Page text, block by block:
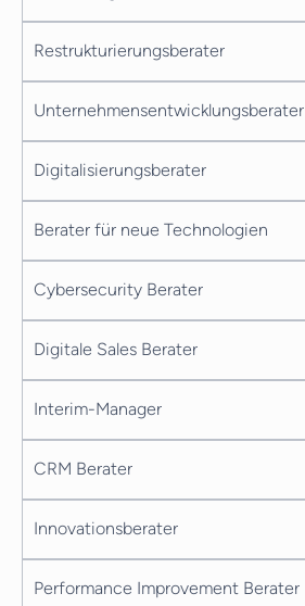
Restrukturierungsberater
Unternehmensentwicklungsberater
Digitalisierungsberater
Berater für neue Technologien
Cybersecurity Berater
Digitale Sales Berater
Interim-Manager
CRM Berater
Innovationsberater
Performance Improvement Berater